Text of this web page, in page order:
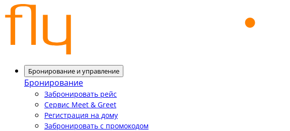
Бронирование и управление
Бронирование
Забронировать рейс
Сервис Meet & Greet
Регистрация на дому
Забронировать с промокодом